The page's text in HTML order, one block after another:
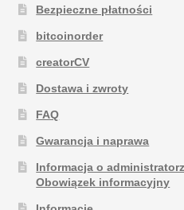
Bezpieczne płatności
bitcoinorder
creatorCV
Dostawa i zwroty
FAQ
Gwarancja i naprawa
Informacja o
Obowiązek informacyjny